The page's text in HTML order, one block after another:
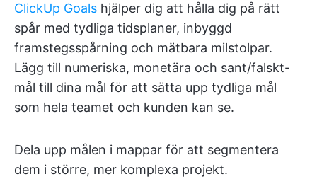
ClickUp Goals hjälper dig att hålla dig på rätt
spår med tydliga tidsplaner, inbyggd
framstegsspårning och mätbara milstolpar.
Lägg till numeriska, monetära och sant/falskt-
mål till dina mål för att sätta upp tydliga mål
som hela teamet och kunden kan se.
Dela upp målen i mappar för att segmentera
dem i större, mer komplexa projekt.